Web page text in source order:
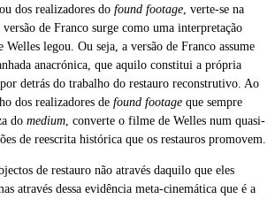
dos realizadores do found footage , verte-se na
de Franco surge como uma interpretação
Welles legou. Ou seja, a versão de Franco assume
anacrónica, que aquilo constitui a própria
detrás do trabalho do restauro reconstrutivo. Ao
dos realizadores de found footage que sempre
do medium , converte o filme de Welles num quasi-
de reescrita histórica que os restauros promovem.
de restauro não através daquilo que eles
através dessa evidência meta-cinemática que é a